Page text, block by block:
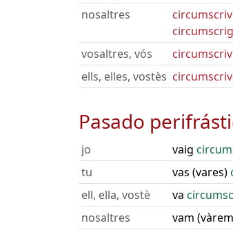
nosaltres
vosaltres, vós
ells, elles, vostès
Pasado
jo vaig
tu
vas (vares)
ell, ella, vostè
va
nosaltres
vam